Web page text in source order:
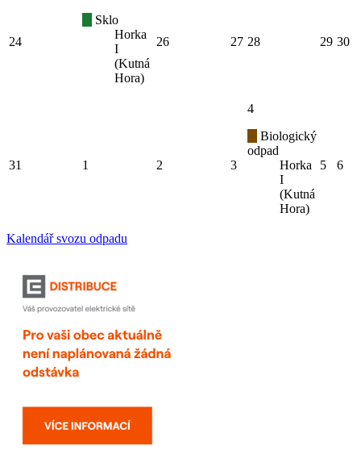
24
Sklo
Horka
I
(Kutná
Hora)
26 27 28 29 30
31 1 2 3
4
Biologický
odpad
Horka
I
(Kutná
Hora)
5 6
Kalendář svozu odpadu